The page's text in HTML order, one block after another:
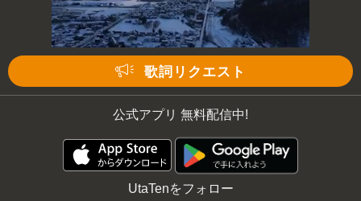
歌詞リクエスト
公式アプリ 無料配信中!
UtaTenをフォロー